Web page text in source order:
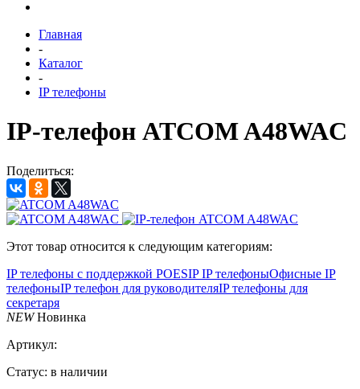
Главная
-
Каталог
-
IP телефоны
IP-телефон ATCOM A48WAC
Поделиться:
Этот товар относится к следующим категориям:
IP телефоны с поддержкой POESIP IP телефоныОфисные IP
телефоныIP телефон для руководителяIP телефоны для
секретаря
NEWНовинка
Артикул:
Статус: в наличии